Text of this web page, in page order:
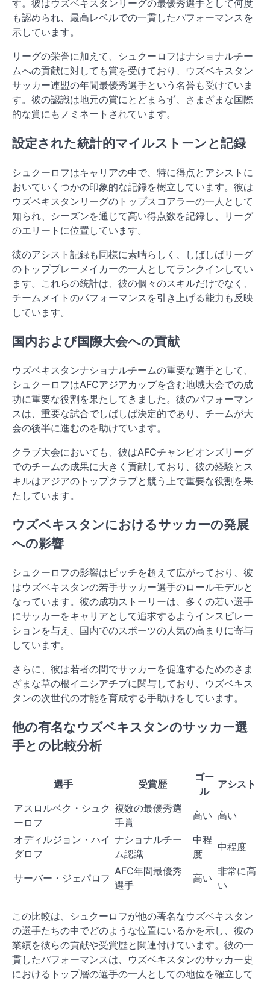
す。彼はウズベキスタンリーグの最優秀選手として何度
も認められ、最高レベルでの一貫したパフォーマンスを
示しています。
リーグの栄誉に加えて、シュクーロフはナショナルチー
ムへの貢献に対しても賞を受けており、ウズベキスタン
サッカー連盟の年間最優秀選手という名誉も受けていま
す。彼の認識は地元の賞にとどまらず、さまざまな国際
的な賞にもノミネートされています。
設定された統計的マイルストーンと記録
シュクーロフはキャリアの中で、特に得点とアシストに
おいていくつかの印象的な記録を樹立しています。彼は
ウズベキスタンリーグのトップスコアラーの一人として
知られ、シーズンを通じて高い得点数を記録し、リーグ
のエリートに位置しています。
彼のアシスト記録も同様に素晴らしく、しばしばリーグ
のトッププレーメイカーの一人としてランクインしてい
ます。これらの統計は、彼の個々のスキルだけでなく、
チームメイトのパフォーマンスを引き上げる能力も反映
しています。
国内および国際大会への貢献
ウズベキスタンナショナルチームの重要な選手として、
シュクーロフはAFCアジアカップを含む地域大会での成
功に重要な役割を果たしてきました。彼のパフォーマン
スは、重要な試合でしばしば決定的であり、チームが大
会の後半に進むのを助けています。
クラブ大会においても、彼はAFCチャンピオンズリーグ
でのチームの成果に大きく貢献しており、彼の経験とス
キルはアジアのトップクラブと競う上で重要な役割を果
たしています。
ウズベキスタンにおけるサッカーの発展
への影響
シュクーロフの影響はピッチを超えて広がっており、彼
はウズベキスタンの若手サッカー選手のロールモデルと
なっています。彼の成功ストーリーは、多くの若い選手
にサッカーをキャリアとして追求するようインスピレー
ションを与え、国内でのスポーツの人気の高まりに寄与
しています。
さらに、彼は若者の間でサッカーを促進するためのさま
ざまな草の根イニシアチブに関与しており、ウズベキス
タンの次世代の才能を育成する手助けをしています。
他の有名なウズベキスタンのサッカー選
手との比較分析
選手 受賞歴
ゴー
ル
アシスト
アスロルベク・シュク
ーロフ
複数の最優秀選
手賞
高い 高い
オディルジョン・ハイ
ダロフ
ナショナルチー
ム認識
中程
度
中程度
サーバー・ジェパロフ
AFC年間最優秀
選手
高い
非常に高
い
この比較は、シュクーロフが他の著名なウズベキスタン
の選手たちの中でどのような位置にいるかを示し、彼の
業績を彼らの貢献や受賞歴と関連付けています。彼の一
貫したパフォーマンスは、ウズベキスタンのサッカー史
におけるトップ層の選手の一人としての地位を確立して